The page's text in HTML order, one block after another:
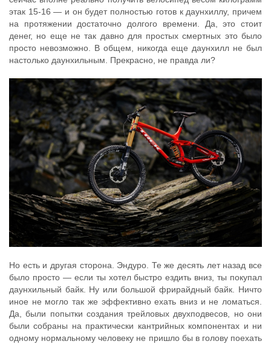
этак 15-16 — и он будет полностью готов к даунхиллу, причем
на протяжении достаточно долгого времени. Да, это стоит
денег, но еще не так давно для простых смертных это было
просто невозможно. В общем, никогда еще даунхилл не был
настолько даунхильным. Прекрасно, не правда ли?
Но есть и другая сторона. Эндуро. Те же десять лет назад все
было просто — если ты хотел быстро ездить вниз, ты покупал
даунхильный байк. Ну или большой фрирайдный байк. Ничто
иное не могло так же эффективно ехать вниз и не ломаться.
Да, были попытки создания трейловых двухподвесов, но они
были собраны на практически кантрийных компонентах и ни
одному нормальному человеку не пришло бы в голову поехать